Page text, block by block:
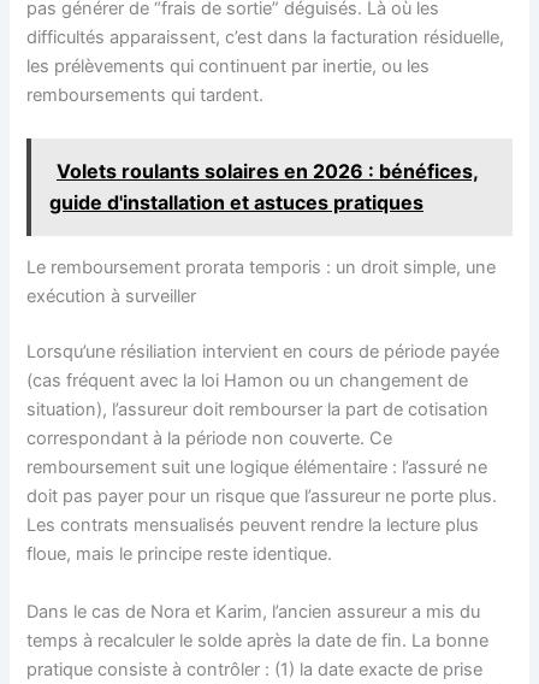
pas générer de “frais de sortie” déguisés. Là où les
difficultés apparaissent, c’est dans la facturation résiduelle,
les prélèvements qui continuent par inertie, ou les
remboursements qui tardent.
Volets roulants solaires en 2026 : bénéfices,
guide d'installation et astuces pratiques
Le remboursement prorata temporis : un droit simple, une
exécution à surveiller
Lorsqu’une résiliation intervient en cours de période payée
(cas fréquent avec la loi Hamon ou un changement de
situation), l’assureur doit rembourser la part de cotisation
correspondant à la période non couverte. Ce
remboursement suit une logique élémentaire : l’assuré ne
doit pas payer pour un risque que l’assureur ne porte plus.
Les contrats mensualisés peuvent rendre la lecture plus
floue, mais le principe reste identique.
Dans le cas de Nora et Karim, l’ancien assureur a mis du
temps à recalculer le solde après la date de fin. La bonne
pratique consiste à contrôler : (1) la date exacte de prise